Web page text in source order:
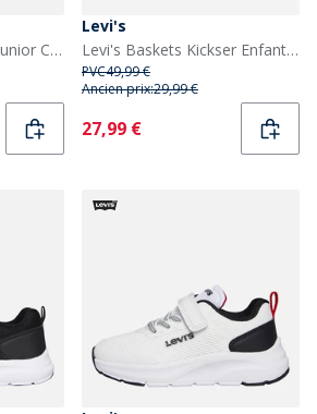
Levi's Boots Arizona Junior Camel 0138
Levi's
Levi's Baskets Kickser Enfant Off White Navy 3130
PVC49,99 €
Ancien prix:29,99 €
Current
27,99 €